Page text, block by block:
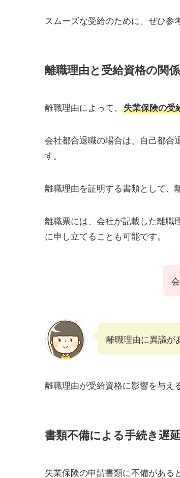
スムーズな受給のために、ぜひ参
離職理由と受給資格の関係
離職理由によって、 失業保険の受
会社都合退職の場合は、自己都合
す。
離職理由を証明する書類として、
離職票には、会社が記載した離職
に申し立てることも可能です。
離職理由に異議が
離職理由が受給資格に影響を与え
書類不備による手続き遅
失業保険の申請書類に不備があると